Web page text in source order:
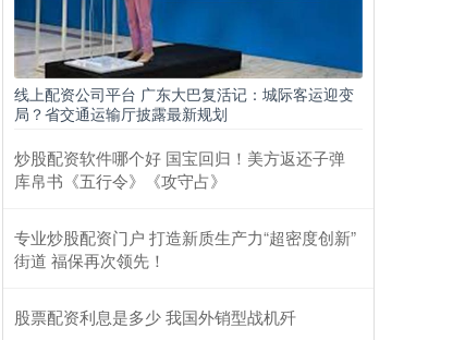
线上配资公司平台 广东大巴复活记：城际客运迎变
局？省交通运输厅披露最新规划
炒股配资软件哪个好 国宝回归！美方返还子弹
库帛书《五行令》《攻守占》
专业炒股配资门户 ​打造新质生产力“超密度创新”
街道 福保再次领先！
股票配资利息是多少 我国外销型战机歼